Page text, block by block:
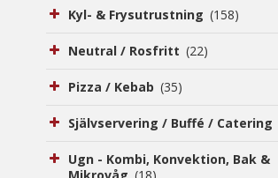
Kyl- & Frysutrustning (158)
Neutral / Rosfritt (22)
Pizza / Kebab (35)
Självservering / Buffé / Catering
Ugn - Kombi, Konvektion, Bak &